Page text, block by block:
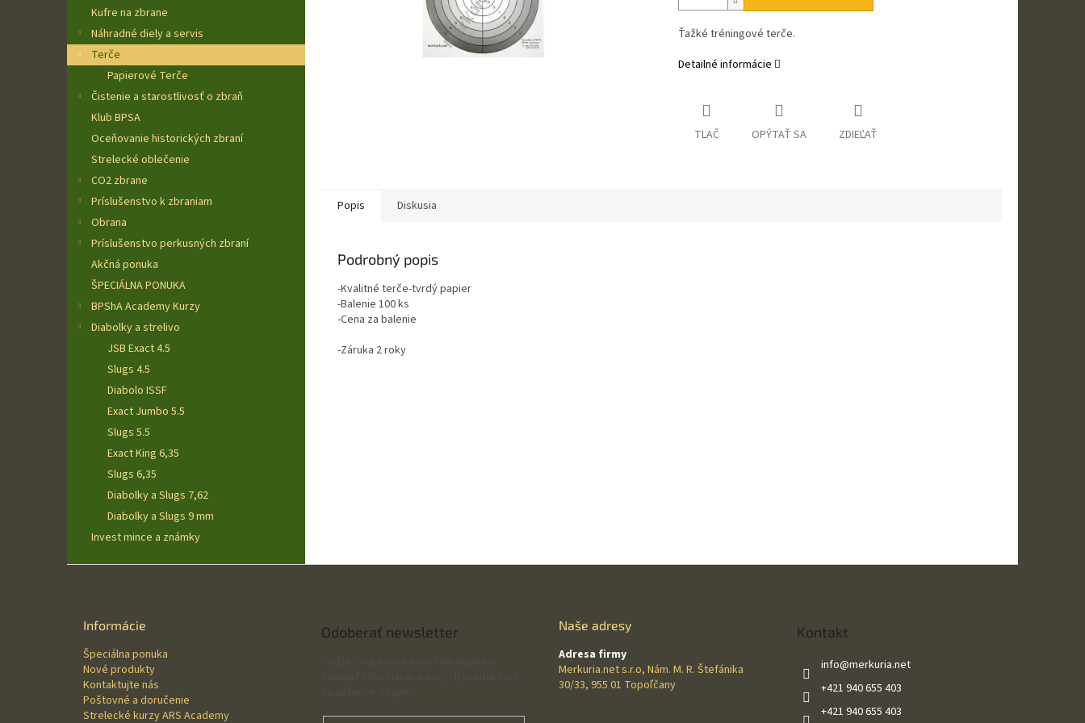
Kufre na zbrane
Náhradné diely a servis
Terče
Papierové Terče
Čistenie a starostlivosť o zbraň
Klub BPSA
Oceňovanie historických zbraní
Strelecké oblečenie
CO2 zbrane
Príslušenstvo k zbraniam
Obrana
Príslušenstvo perkusných zbraní
Akčná ponuka
ŠPECIÁLNA PONUKA
BPShA Academy Kurzy
Diabolky a strelivo
JSB Exact 4.5
Slugs 4.5
Diabolo ISSF
Exact Jumbo 5.5
Slugs 5.5
Exact King 6,35
Slugs 6,35
Diabolky a Slugs 7,62
Diabolky a Slugs 9 mm
Invest mince a známky
Ťažké tréningové terče.
Detailné informácie
TLAČ OPÝTAŤ SA ZDIEĽAŤ
Popis Diskusia
Podrobný popis
-Kvalitné terče-tvrdý papier
-Balenie 100 ks
-Cena za balenie
-Záruka 2 roky
Informácie
Špeciálna ponuka
Nové produkty
Kontaktujte nás
Poštovné a doručenie
Strelecké kurzy ARS Academy
Odoberať newsletter Naše adresy
Adresa firmy
Merkuria.net s.r.o, Nám. M. R. Štefánika
30/33, 955 01 Topoľčany
Kontakt
info@merkuria.net
+421 940 655 403
+421 940 655 403